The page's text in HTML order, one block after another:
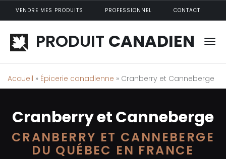
Aller au contenu principal
VENDRE MES PRODUITS PROFESSIONNEL CONTACT
PRODUIT CANADIEN
Accueil » Épicerie canadienne » Cranberry et Canneberge
Cranberry et Canneberge
CRANBERRY ET CANNEBERGE
DU QUÉBEC EN FRANCE